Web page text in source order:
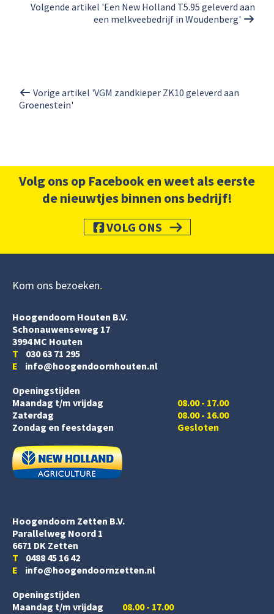
Volgende artikel 'Een New Holland T5.95 geleverd aan
een melkveebedrijf in Woudenberg'
Vorige artikel 'VGM zandkieper ZK10 geleverd aan
Groenestein'
Volg ons op Facebook en weet als eerste
de nieuwtjes binnen ons bedrijf!
VOLG ONS
Kom ons bezoeken
Hoogendoorn Houten B.V.
Schonauwenseweg 17
3994 MC Houten
T 030 63 71 295
E info@hoogendoornhouten.nl
Openingstijden
Maandag t/m vrijdag
Zaterdag
08.00 - 17.00
08.00 - 16.00
Zondag en feestdagen
Gesloten
Hoogendoorn Zetten B.V.
Parallelweg Noord 1
6671 DK Zetten
T 0488 45 16 42
E info@hoogendoornzetten.nl
Openingstijden
Maandag t/m vrijdag
08.00 - 17.00